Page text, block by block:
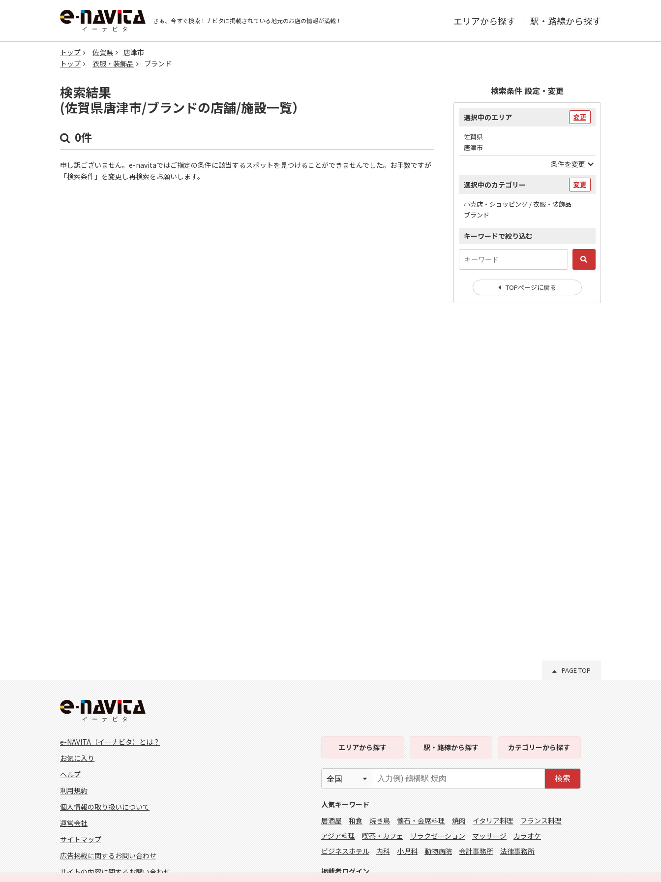
さぁ、今すぐ検索！ ナビタに掲載されている地元のお店の情報が満載！ エリアから探す 駅・路線から探す
トップ 佐賀県
唐津市
トップ
衣服・装飾品 ブランド
検索結果
(佐賀県唐津市/ブランドの店舗/施設一覧）
0件
申し訳ございません。e-navitaではご指定の条件に該当するスポットを見つけることができませんでした。お手数ですが
「検索条件」を変更し再検索をお願いします。
検索条件 設定・変更
選択中のエリア 変更
佐賀県
唐津市
条件を変更
選択中のカテゴリー 変更
小売店・ショッピング / 衣服・装飾品
ブランド
キーワードで絞り込む
TOPページに戻る
PAGE TOP
e-NAVITA（イーナビタ）とは？
お気に入り
ヘルプ
利用規約
個人情報の取り扱いについて
運営会社
サイトマップ
広告掲載に関するお問い合わせ
サイトの内容に関するお問い合わせ
エリアから探す 駅・路線から探す カテゴリーから探す
検索
人気キーワード
居酒屋
和食 焼き鳥 懐石・会席料理 焼肉 イタリア料理
フランス料理
アジア料理
喫茶・カフェ リラクゼーション マッサージ
カラオケ
ビジネスホテル
内科 小児科 動物病院 会計事務所 法律事務所
掲載者ログイン